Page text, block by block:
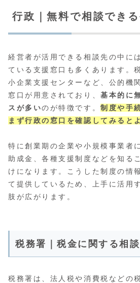
行政｜無料で相談でき
経営者が活用できる相談先の中に
ている支援窓口も多くあります。
小企業支援センターなど、公的機
窓口が用意されており、基本的に
スが多いのが特徴です。制度や手
まず行政の窓口を確認してみると
特に創業期の企業や小規模事業者
助成金、各種支援制度などを知る
けになります。こうした制度の情
て提供しているため、上手に活用
肢が広がります。
税務署｜税金に関する相談
税務署は、法人税や消費税などの